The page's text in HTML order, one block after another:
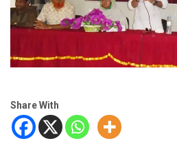
Share With